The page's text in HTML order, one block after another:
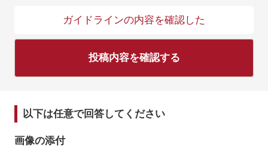
ガイドラインの内容を確認した
投稿内容を確認する
以下は任意で回答してください
画像の添付